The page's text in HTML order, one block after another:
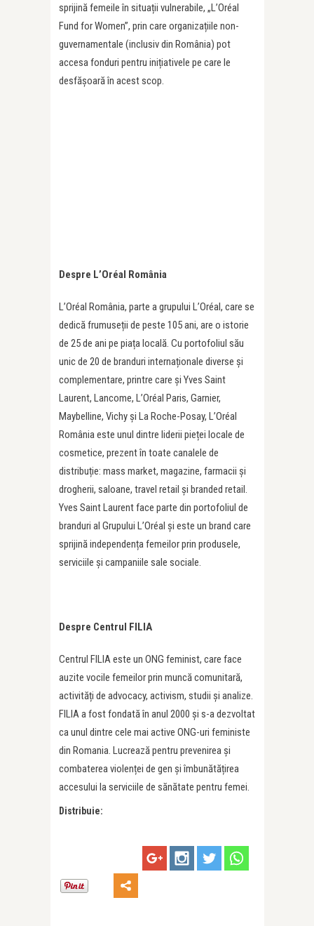
sprijină femeile în situații vulnerabile, „L’Oréal
Fund for Women”, prin care organizațiile non-
guvernamentale (inclusiv din România) pot
accesa fonduri pentru inițiativele pe care le
desfășoară în acest scop.
Despre L’Oréal România
L’Oréal România, parte a grupului L’Oréal, care se
dedică frumuseții de peste 105 ani, are o istorie
de 25 de ani pe piața locală. Cu portofoliul său
unic de 20 de branduri internaționale diverse și
complementare, printre care și Yves Saint
Laurent, Lancome, L’Oréal Paris, Garnier,
Maybelline, Vichy și La Roche-Posay, L’Oréal
România este unul dintre liderii pieței locale de
cosmetice, prezent în toate canalele de
distribuție: mass market, magazine, farmacii și
drogherii, saloane, travel retail și branded retail.
Yves Saint Laurent face parte din portofoliul de
branduri al Grupului L’Oréal și este un brand care
sprijină independența femeilor prin produsele,
serviciile și campaniile sale sociale.
Despre Centrul FILIA
Centrul FILIA este un ONG feminist, care face
auzite vocile femeilor prin muncă comunitară,
activități de advocacy, activism, studii și analize.
FILIA a fost fondată în anul 2000 și s-a dezvoltat
ca unul dintre cele mai active ONG-uri feministe
din Romania. Lucrează pentru prevenirea și
combaterea violenței de gen și îmbunătățirea
accesului la serviciile de sănătate pentru femei.
Distribuie: